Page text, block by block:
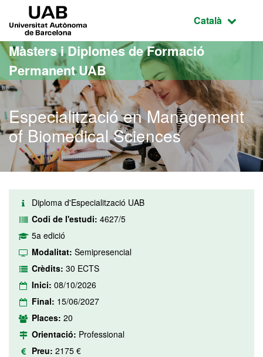
Ves al contingut principal
Ves a la navegació de la pàgina
Idioma
Català
Màsters i Diplomes de Formació
Permanent UAB
Especialització en Management
of Biomedical Sciences
Diploma d'Especialització UAB
Codi de l'estudi: 4627/5
5a edició
Modalitat: Semipresencial
Crèdits: 30 ECTS
Inici: 08/10/2026
Final: 15/06/2027
Places: 20
Orientació: Professional
Preu: 2175 €